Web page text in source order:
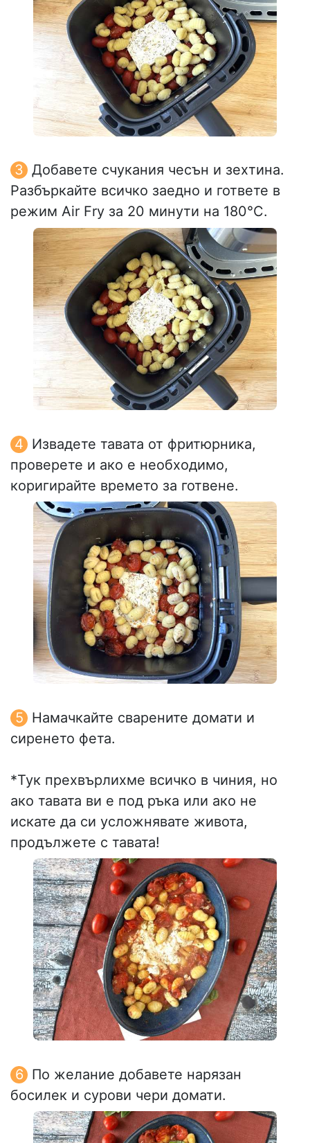
Добавете счукания чесън и зехтина.
Разбъркайте всичко заедно и гответе в
режим Air Fry за 20 минути на 180°C.
Извадете тавата от фритюрника,
проверете и ако е необходимо,
коригирайте времето за готвене.
Намачкайте сварените домати и
сиренето фета.
*Тук прехвърлихме всичко в чиния, но
ако тавата ви е под ръка или ако не
искате да си усложнявате живота,
продължете с тавата!
По желание добавете нарязан
босилек и сурови чери домати.